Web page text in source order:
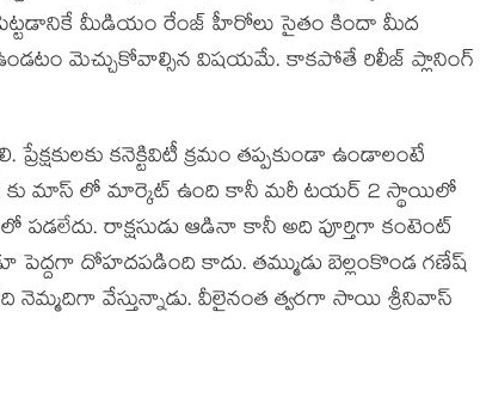
మీడియం రేంజ్ హీరోలు సైతం కిందా మీద
మెచ్చుకోవాల్సిన విషయమే. కాకపోతే రిలీజ్ ప్లానింగ్
కనెక్టివిటీ క్రమం తప్పకుండా ఉండాలంటే
కు మాస్ లో మార్కెట్ ఉంది కానీ మరీ టయర్ 2 స్థాయిలో
రాక్షసుడు ఆడినా కానీ అది పూర్తిగా కంటెంట్
దోహదపడింది కాదు. తమ్ముడు బెల్లంకొండ గణేష్
నెమ్మదిగా వేస్తున్నాడు. వీలైనంత త్వరగా సాయి శ్రీనివాస్